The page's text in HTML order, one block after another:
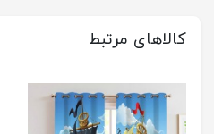
کالاهای مرتبط